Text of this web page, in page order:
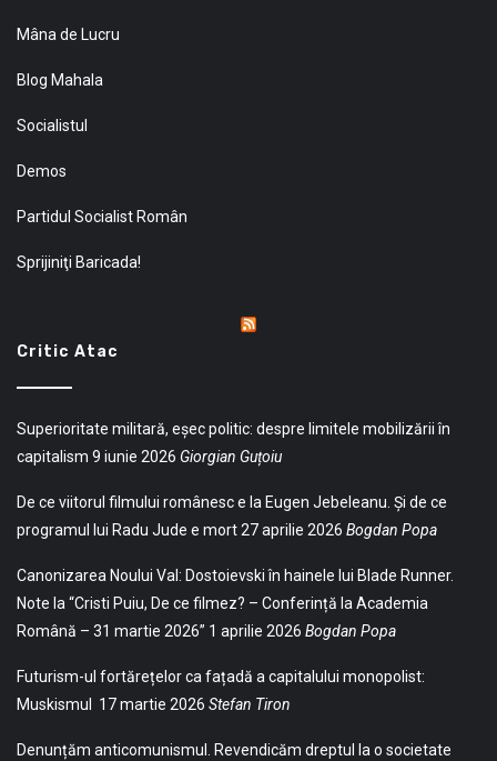
Mâna de Lucru
Blog Mahala
Socialistul
Demos
Partidul Socialist Român
Sprijiniţi Baricada!
Critic Atac
Superioritate militară, eșec politic: despre limitele mobilizării în
capitalism 9 iunie 2026 Giorgian Guțoiu
De ce viitorul filmului românesc e la Eugen Jebeleanu. Și de ce
programul lui Radu Jude e mort27 aprilie 2026 Bogdan Popa
Canonizarea Noului Val: Dostoievski în hainele lui Blade Runner.
Note la “Cristi Puiu, De ce filmez? – Conferință la Academia
Română – 31 martie 2026” 1 aprilie 2026 Bogdan Popa
Futurism-ul fortărețelor ca fațadă a capitalului monopolist:
Muskismul
17 martie 2026 Stefan Tiron
Denunțăm anticomunismul. Revendicăm dreptul la o societate